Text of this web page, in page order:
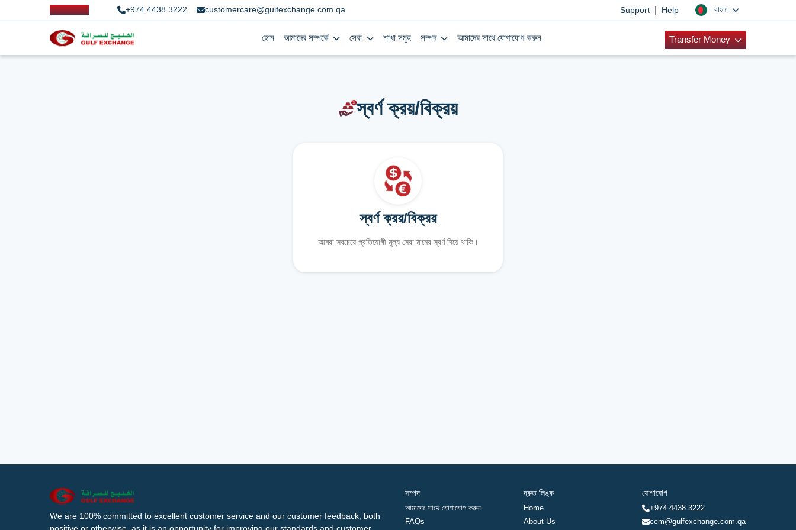
+974 4438 3222 customercare@gulfexchange.com.qa Support Help বাংলা
হোম আমাদের সম্পর্কে সেবা শাখা সমূহ সম্পদ আমাদের সাথে যোগাযোগ করুন Transfer Money
স্বর্ণ ক্রয়/বিক্রয়
স্বর্ণ ক্রয়/বিক্রয়
আমরা সবচেয়ে প্রতিযোগী মূল্য সেরা মানের স্বর্ণ দিয়ে থাকি।
We are 100% committed to excellent customer service and our customer feedback, both
সম্পদ
আমাদের সাথে যোগাযোগ করুন
FAQs
দ্রুত লিঙ্ক
Home
About Us
যোগাযোগ
+974 4438 3222
ccm@gulfexchange.com.qa